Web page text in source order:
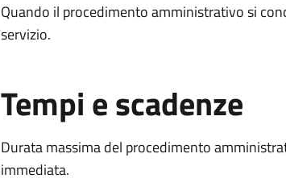
Quando il procedimento amministrativo si
servizio.
Tempi e scadenze
Durata massima del procedimento
immediata.